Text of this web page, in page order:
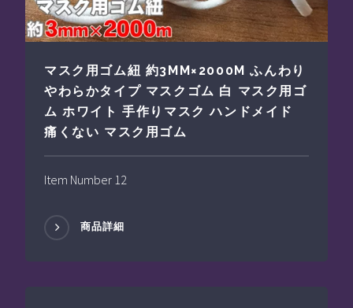
マスク用ゴム紐 約3MM×2000M ふんわり
やわらかタイプ マスクゴム 白 マスク用ゴ
ム ホワイト 手作りマスク ハンドメイド
痛くない マスク用ゴム
Item Number 12
商品詳細